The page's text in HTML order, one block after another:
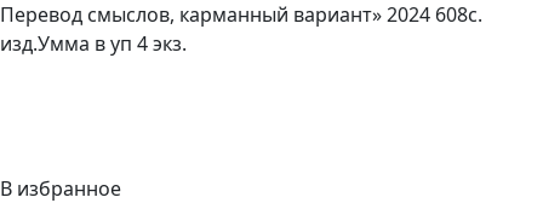
Перевод смыслов, карманный вариант» 2024 608с.
изд.Умма в уп 4 экз.
В избранное